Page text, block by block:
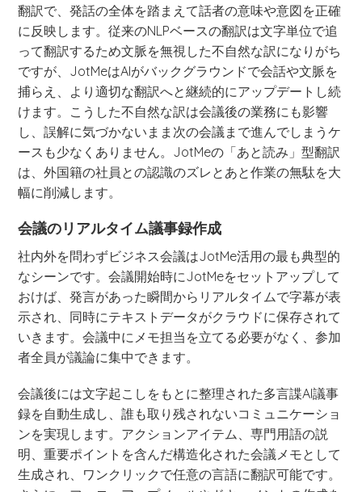
翻訳で、発話の全体を踏まえて話者の意味や意図を正確
に反映します。従来のNLPベースの翻訳は文字単位で追
って翻訳するため文脈を無視した不自然な訳になりがち
ですが、JotMeはAIがバックグラウンドで会話や文脈を
捕らえ、より適切な翻訳へと継続的にアップデートし続
けます。こうした不自然な訳は会議後の業務にも影響
し、誤解に気づかないまま次の会議まで進んでしまうケ
ースも少なくありません。JotMeの「あと読み」型翻訳
は、外国籍の社員との認識のズレとあと作業の無駄を大
幅に削減します。
会議のリアルタイム議事録作成
社内外を問わずビジネス会議はJotMe活用の最も典型的
なシーンです。会議開始時にJotMeをセットアップして
おけば、発言があった瞬間からリアルタイムで字幕が表
示され、同時にテキストデータがクラウドに保存されて
いきます。会議中にメモ担当を立てる必要がなく、参加
者全員が議論に集中できます。
会議後には文字起こしをもとに整理された多言諜AI議事
録を自動生成し、誰も取り残されないコミュニケーショ
ンを実現します。アクションアイテム、専門用語の説
明、重要ポイントを含んだ構造化された会議メモとして
生成され、ワンクリックで任意の言語に翻訳可能です。